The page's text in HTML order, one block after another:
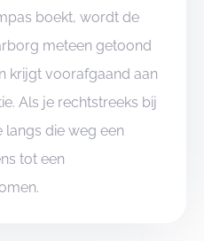
boekt, wordt de
meteen getoond
krijgt voorafgaand aan
Als je rechtstreeks bij
langs die weg een
tot een